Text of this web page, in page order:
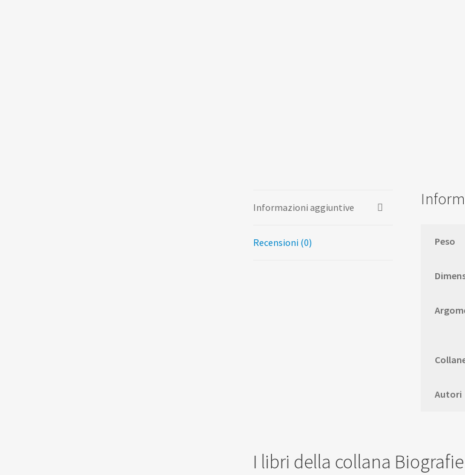
Informazioni aggiuntive
Recensioni (0) Peso
Autori
I libri della collana